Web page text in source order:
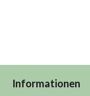
Informationen